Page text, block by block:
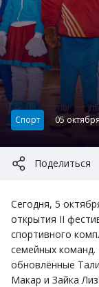
Категория:
Спорт 05
Поделиться
Сегодня, 5
открытия II
спортивного
семейных
обновлённые
Макар и Зайка